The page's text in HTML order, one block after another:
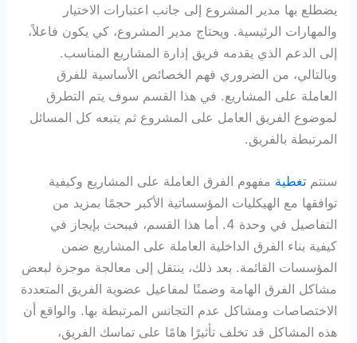
يضطلع بها مدير المشروع إلى جانب اعتبارات الاختيار
والمهارات الرئيسية. ويحتاج مدير المشروع، كي يكون فاعلاً،
إلى الدعم الذي يقدمه فريق إدارة المشاريع المناسب.
وبالتالي، من الضروري فهم الخصائص الأساسية للفرق
العاملة على المشاريع. في هذا القسم سوف يتم التطرق
لموضوع الفريق العامل على المشروع ثم يتبعه كل المسائل
المرتبطة بالفريق.
سنتمتغطية مفهوم الفرق العاملة على المشاريع وكيفية
توافقها مع الهيكليات المؤسساتية الأكبر حجمًا بمزيد من
التفاصيل في وحدة 4. أما هذا القسم، فيبحث بإيجاز في
كيفية بناء الفرق الداخلية العاملة على المشاريع ضمن
المؤسسات القائمة. بعد ذلك، ينتقل إلى معالجة موجزة لبعض
مشاكل الفرق الهامة وضمنًا لمفاعيل عضوية الفريق المتعددة
الاختصاصات ومشاكل عدم التجانس المرتبطة بها. والواقع أن
هذه المشاكل قد تخلف تأثيرًا هامًا على تماسك الفريق،